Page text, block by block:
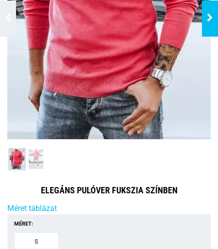
ELEGÁNS PULÓVER FUKSZIA SZÍNBEN
Méret táblázat
MÉRET:
S